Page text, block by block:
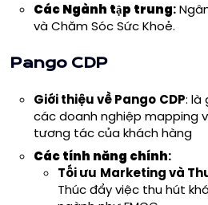
CácNgành tập trung:
và Chăm Sóc Sức Khoẻ.
Pango CDP
Giới thiệu vềPango CDP: là
các doanh nghiệp mapping
tương tác của khách hàng
Các tính năng chính:
Tối ưu Marketing và
Thúc đẩy việc thu hút